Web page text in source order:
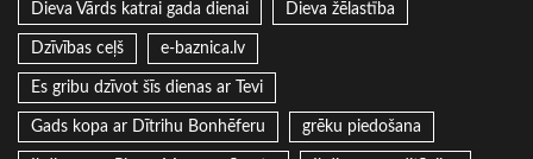
Dieva Vārds katrai gada dienai Dieva žēlastība
Dzīvības ceļš e-baznica.lv
Es gribu dzīvot šīs dienas ar Tevi
Gads kopa ar Dītrihu Bonhēferu grēku piedošana